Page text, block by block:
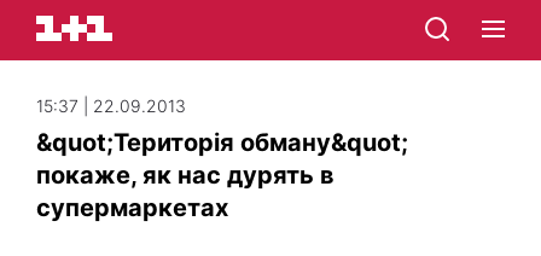
15:37 | 22.09.2013
&quot;Територія обману&quot;
покаже, як нас дурять в
супермаркетах